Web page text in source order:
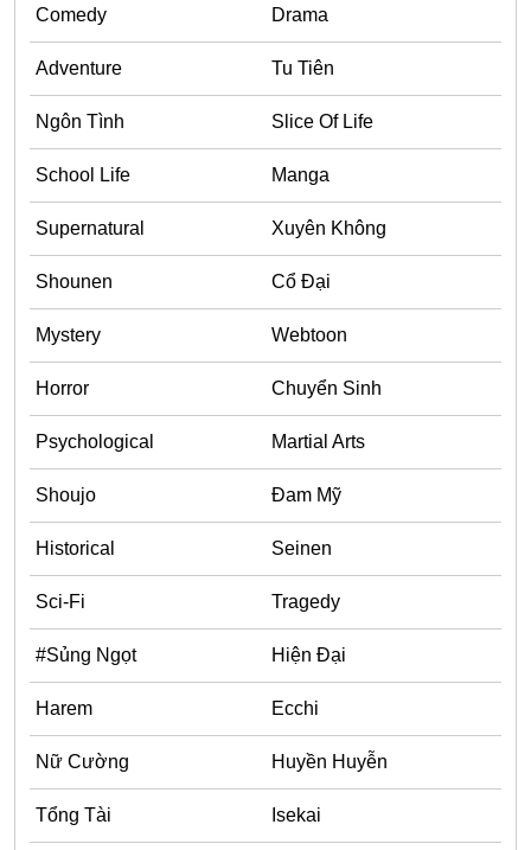
Drama
Adventure
Ngôn Tình
School Life
Manga
Xuyên Không
Cổ Đại
Mystery
Horror
Psychological
Martial Arts
Đam Mỹ
Historical
Comedy Drama
Adventure Tu Tiên
Ngôn Tình Slice Of Life
School Life Manga
Supernatural Xuyên Không
Shounen Cổ Đại
Mystery Webtoon
Horror Chuyển Sinh
Psychological Martial Arts
Shoujo Đam Mỹ
Historical Seinen
Sci-Fi Tragedy
#Sủng Ngọt Hiện Đại
Harem Ecchi
Nữ Cường Huyền Huyễn
Tổng Tài Isekai